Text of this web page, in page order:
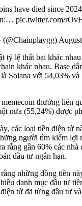
have died since 2024
pic.twitter.com/
tỷ lệ thất bại khác
khác nhau. Base
Solana với 54,03% và
thường liên
nửa (55,24%) được
các loại tiền điện tử
người tìm kiếm lợi
rằng gần 60% các nhà
đầu tư ngắn hạn.
những đồng tiền
danh mục đầu tư
tử đã từng đầu tư